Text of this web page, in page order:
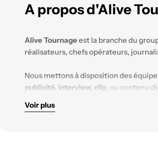
A propos d'Alive
Alive Tournageest la branche du
réalisateurs, chefs opérateurs,
Nous mettons à disposition des
publicité, interview, clip, ou contenu
Voir plus